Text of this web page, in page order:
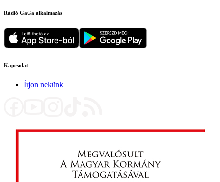
Rádió GaGa alkalmazás
Kapcsolat
Írjon nekünk